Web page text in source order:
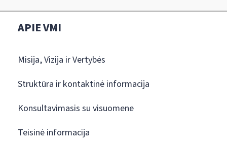
APIE VMI
Misija, Vizija ir Vertybės
Struktūra ir kontaktinė informacija
Konsultavimasis su visuomene
Teisinė informacija